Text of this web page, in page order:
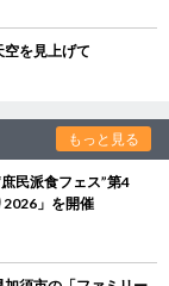
空を見上げて
もっと見る
民派食フェス”第4
2026」を開催